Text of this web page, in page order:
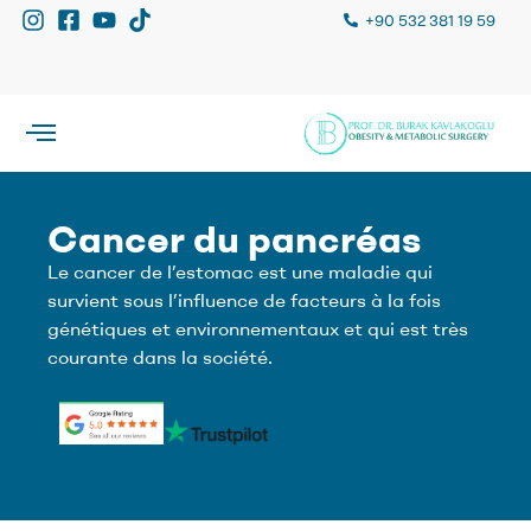
+90 532 381 19 59
Cancer du pancréas
Le cancer de l’estomac est une maladie qui
survient sous l’influence de facteurs à la fois
génétiques et environnementaux et qui est très
courante dans la société.